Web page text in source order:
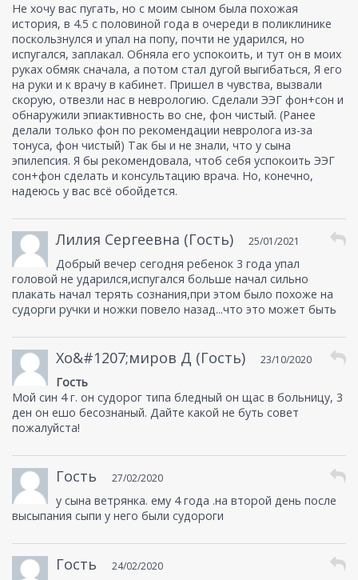
назад...что это может быть
Не хочу вас пугать, но с моим сыном была похожая
история, в 4.5 с половиной года в очереди в поликлинике
поскользнулся и упал на попу, почти не ударился, но
испугался, заплакал. Обняла его успокоить, и тут он в моих
руках обмяк сначала, а потом стал дугой выгибаться, Я его
на руки и к врачу в кабинет. Пришел в чувства, вызвали
скорую, отвезли нас в неврологию. Сделали ЭЭГ фон+сон и
обнаружили эпиактивность во сне, фон чистый. (Ранее
делали только фон по рекомендации невролога из-за
тонуса, фон чистый) Так бы и не знали, что у сына
эпилепсия. Я бы рекомендовала, чтоб себя успокоить ЭЭГ
сон+фон сделать и консультацию врача. Но, конечно,
надеюсь у вас всё обойдется.
Лилия Сергеевна (Гость) 25/01/2021
Добрый вечер сегодня ребенок 3 года упал
головой не ударился,испугался больше начал сильно
плакать начал терять сознания,при этом было похоже на
судорги ручки и ножки повело назад...что это может быть
Хо&#1207;миров Д (Гость) 23/10/2020
Гость
Мой син 4 г. он судорог типа бледный он щас в больницу, 3
ден он ешо бесознаный. Дайте какой не буть совет
пожалуйста!
Гость 27/02/2020
у сына ветрянка. ему 4 года .на второй день после
высыпания сыпи у него были судороги
Гость 24/02/2020